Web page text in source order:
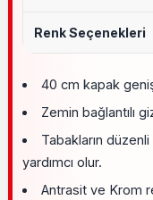
Renk Seçenekleri
40 cm kapak
Zemin bağlantılı
Tabakların
yardımcı olur.
Antrasit ve Krom